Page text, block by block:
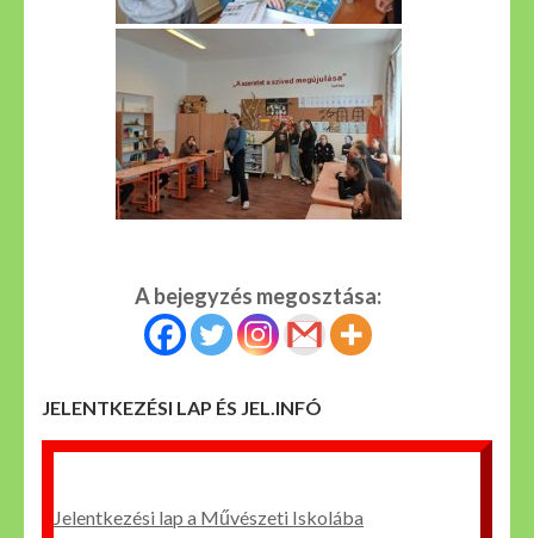
A bejegyzés megosztása:
JELENTKEZÉSI LAP ÉS JEL.INFÓ
Jelentkezési lap a Művészeti Iskolába